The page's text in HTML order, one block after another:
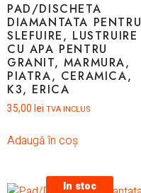
PAD/DISCHETA
DIAMANTATA PENTRU
SLEFUIRE, LUSTRUIRE
CU APA PENTRU
GRANIT, MARMURA,
PIATRA, CERAMICA,
K3, ERICA
35,00 lei TVA INCLUS
Adaugă în coș
In stoc